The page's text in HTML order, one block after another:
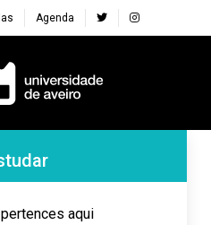
Agenda
Lateral
aqui